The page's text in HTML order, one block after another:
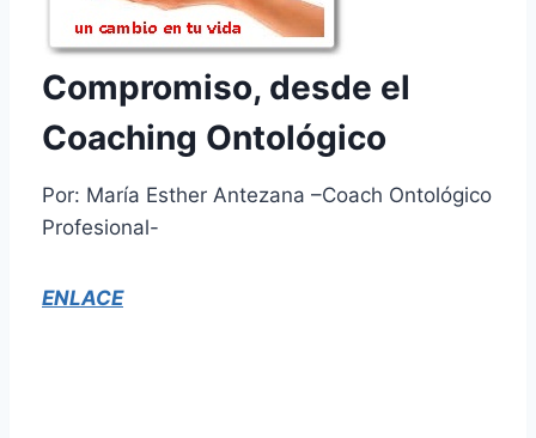
Compromiso, desde el
Coaching Ontológico
Por: María Esther Antezana –Coach Ontológico
Profesional-
ENLACE